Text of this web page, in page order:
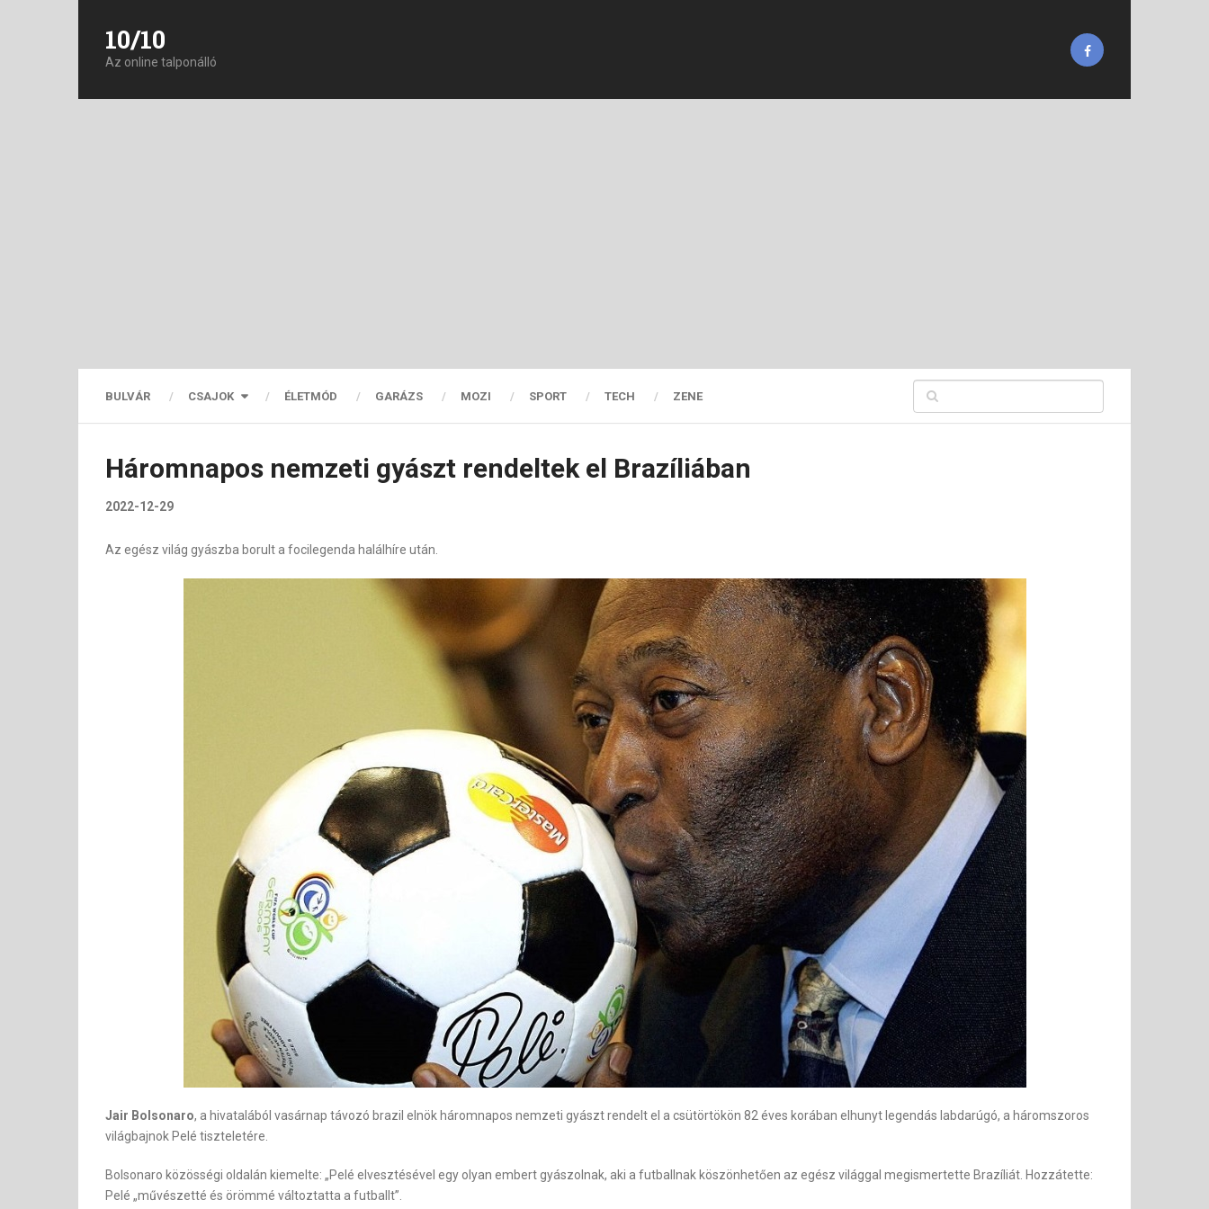
10/10
Az online talponálló
BULVÁR CSAJOK ÉLETMÓD GARÁZS MOZI SPORT TECH ZENE
Háromnapos nemzeti gyászt rendeltek el Brazíliában
2022-12-29
Az egész világ gyászba borult a focilegenda halálhíre után.
Jair Bolsonaro, a hivatalából vasárnap távozó brazil elnök háromnapos nemzeti gyászt rendelt el a csütörtökön 82 éves korában elhunyt legendás labdarúgó, a háromszoros
világbajnok Pelé tiszteletére.
Bolsonaro közösségi oldalán kiemelte: „Pelé elvesztésével egy olyan embert gyászolnak, aki a futballnak köszönhetően az egész világgal megismertette Brazíliát. Hozzátette:
Pelé „művészetté és örömmé változtatta a futballt”.